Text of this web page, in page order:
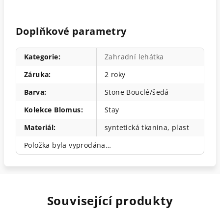
Doplňkové parametry
Kategorie:
Zahradní lehátka
Záruka:
2 roky
Barva:
Stone Bouclé/šedá
Kolekce Blomus:
Stay
Materiál:
syntetická tkanina, plast
Položka byla vyprodána…
Související produkty